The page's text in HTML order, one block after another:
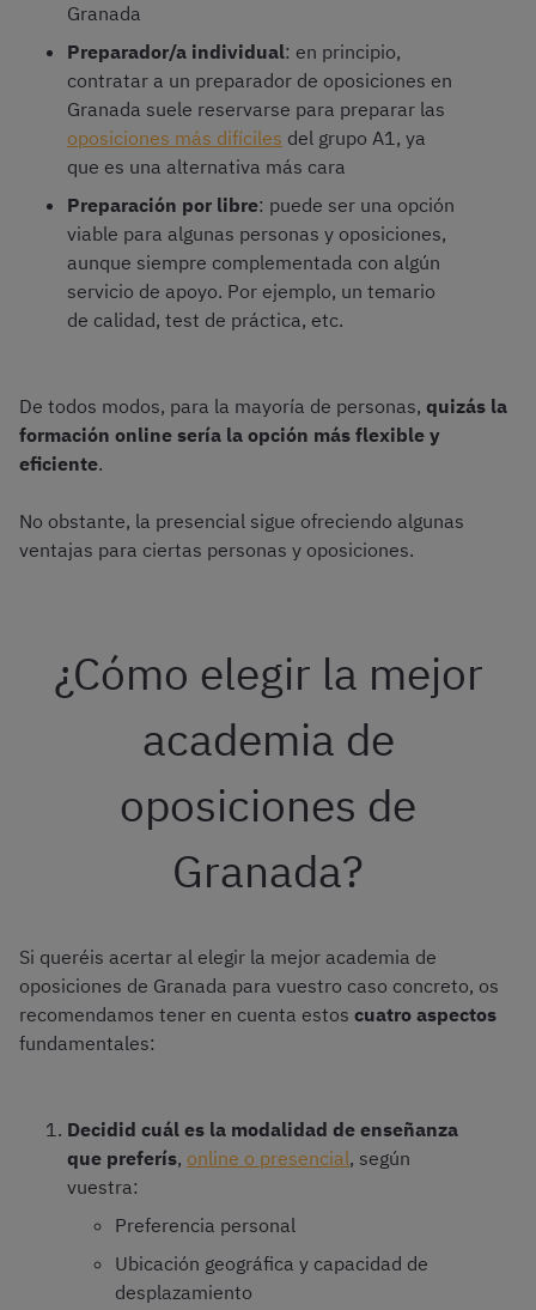
Granada
Preparador/a individual: en principio,
contratar a un preparador de oposiciones en
Granada suele reservarse para preparar las
oposiciones más difíciles del grupo A1, ya
que es una alternativa más cara
Preparación por libre: puede ser una opción
viable para algunas personas y oposiciones,
aunque siempre complementada con algún
servicio de apoyo. Por ejemplo, un temario
de calidad, test de práctica, etc.
De todos modos, para la mayoría de personas, quizás la
formación online sería la opción más flexible y
eficiente.
No obstante, la presencial sigue ofreciendo algunas
ventajas para ciertas personas y oposiciones.
¿Cómo elegir la mejor
academia de
oposiciones de
Granada?
Si queréis acertar al elegir la mejor academia de
oposiciones de Granada para vuestro caso concreto, os
recomendamos tener en cuenta estos cuatro aspectos
fundamentales:
Decidid cuál es la modalidad de enseñanza
que preferís, online o presencial, según
vuestra:
Preferencia personal
Ubicación geográfica y capacidad de
desplazamiento